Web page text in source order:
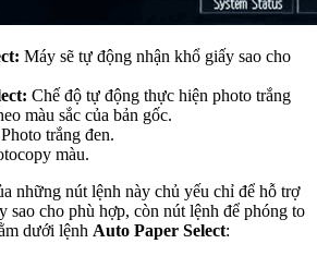
Máy sẽ tự động nhận khổ giấy sao cho
Chế độ tự động thực hiện photo trắng
màu sắc của bản gốc.
Photo trắng đen.
màu.
những nút lệnh này chủ yếu chỉ để hỗ trợ
sao cho phù hợp, còn nút lệnh để phóng to
dưới lệnh Auto Paper Select: